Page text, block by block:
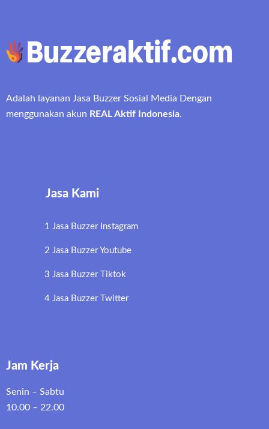
Adalah layanan Jasa Buzzer Sosial Media Dengan
menggunakan akun REAL Aktif Indonesia.
Jasa Kami
1 Jasa Buzzer Instagram
2 Jasa Buzzer Youtube
3 Jasa Buzzer Tiktok
4 Jasa Buzzer Twitter
Jam Kerja
Senin – Sabtu
10.00 – 22.00